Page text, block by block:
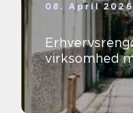
08. April 2026
Erhvervsrengøring
virksomhed